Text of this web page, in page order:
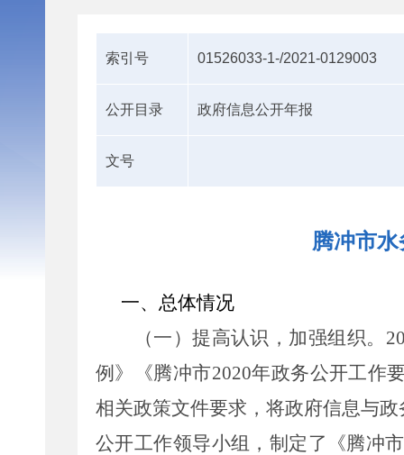
索引号 01526033-1-/2021-0129003
公开目录 政府信息公开年报
文号
腾冲市
一、总体情况
（一）提高认识，加强组织。
例》《腾冲市2020年政务公开工作
相关政策文件要求，将政府信息与
公开工作领导小组，制定了《腾冲